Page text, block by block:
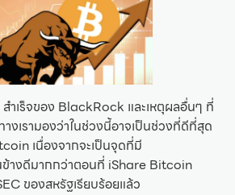
ำเร็จของ BlackRock และเหตุผลอื่นๆ ที่
งเรามองว่าในช่วงนี้อาจเป็นช่วงที่ดีที่สุด
เนื่องจากจะเป็นจุดที่มี
างดีมากกว่าตอนที่ iShare Bitcoin
ของสหรัฐเรียบร้อยแล้ว